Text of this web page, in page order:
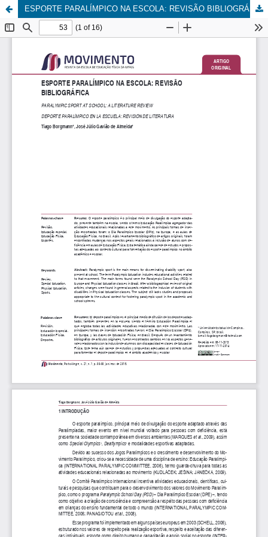
ESPORTE PARALÍMPICO NA ESCOLA: REVISÃO BIBLIOGRÁFICA